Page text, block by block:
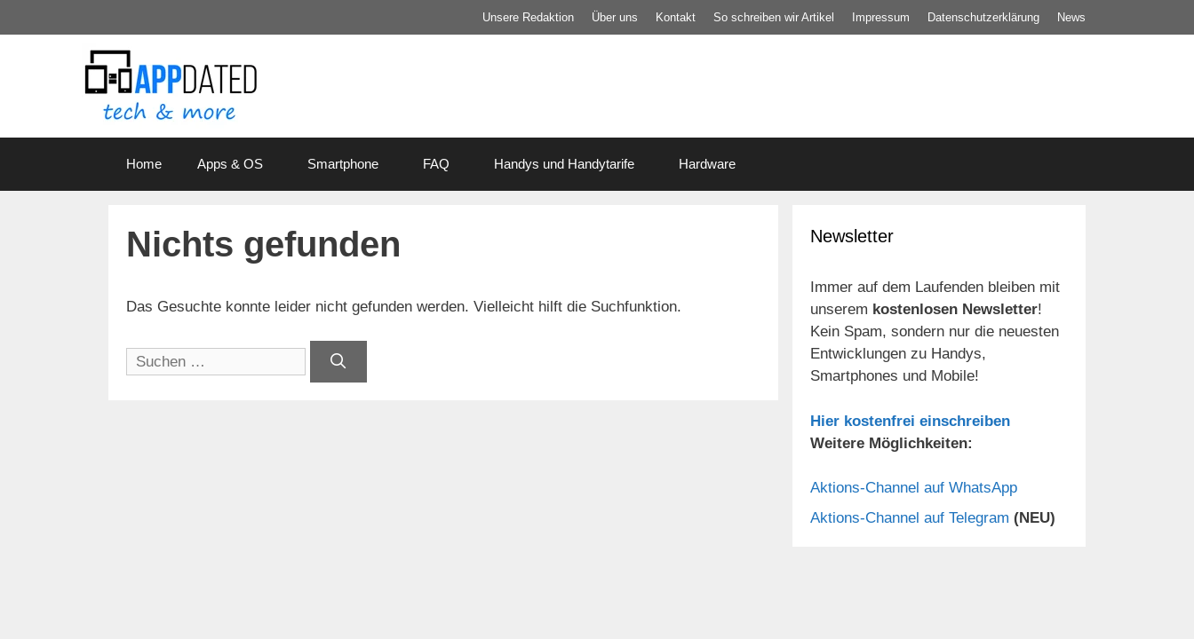
Inhalt
Unsere Redaktion Über uns Kontakt So schreiben wir Artikel Impressum Datenschutz­erklärung News
Home Apps & OS Smartphone FAQ Handys und Handytarife Hardware
Nichts gefunden
Das Gesuchte konnte leider nicht gefunden werden. Vielleicht hilft die Suchfunktion.
Suchen
nach:
Newsletter
Immer auf dem Laufenden bleiben mit
unserem kostenlosen Newsletter!
Kein Spam, sondern nur die neuesten
Entwicklungen zu Handys,
Smartphones und Mobile!
Hier kostenfrei einschreiben
Weitere Möglichkeiten:
Aktions-Channel auf WhatsApp
Aktions-Channel auf Telegram (NEU)